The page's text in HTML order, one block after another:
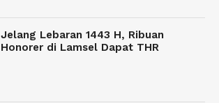
Jelang Lebaran 1443 H, Ribuan
Honorer di Lamsel Dapat THR